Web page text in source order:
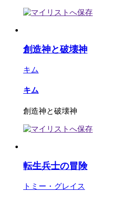
創造神と破壊神
キム
キム
創造神と破壊神
転生兵士の冒険
トミー・グレイス